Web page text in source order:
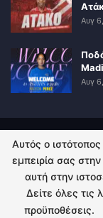
Αυγ
Αυγ
© 2026
Αυτός ο
εμπειρία σας
αυτή στην
Δείτε όλες τις
προϋποθέσεις.